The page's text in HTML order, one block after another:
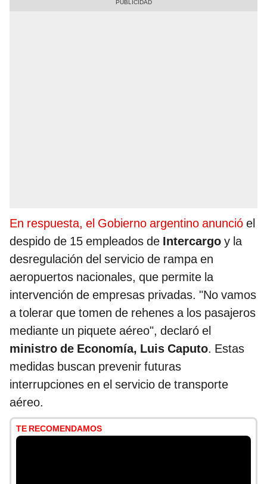
En respuesta, el Gobierno argentino anunció el
despido de 15 empleados de Intercargo y la
desregulación del servicio de rampa en
aeropuertos nacionales, que permite la
intervención de empresas privadas. "No vamos
a tolerar que tomen de rehenes a los pasajeros
mediante un piquete aéreo", declaró el
ministro de Economía, Luis Caputo. Estas
medidas buscan prevenir futuras
interrupciones en el servicio de transporte
aéreo.
TE RECOMENDAMOS